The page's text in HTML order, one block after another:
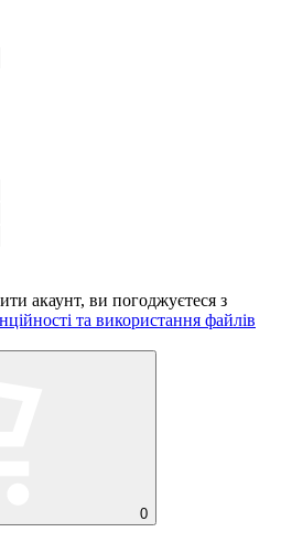
акаунт, ви погоджуєтеся з
та використання файлів
0